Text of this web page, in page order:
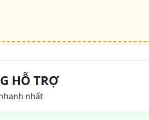
HỖ TRỢ
nhất